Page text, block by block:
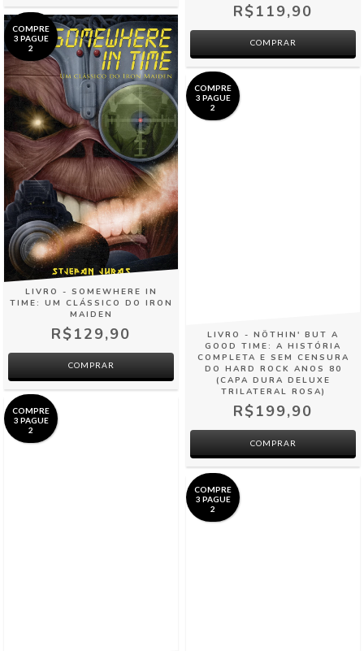
R$119,90
COMPRAR
COMPRE
3 PAGUE
2
LIVRO - SOMEWHERE IN
TIME: UM CLÁSSICO DO IRON
MAIDEN
R$129,90
COMPRE
3 PAGUE
2
LIVRO - NÖTHIN' BUT A
GOOD TIME: A HISTÓRIA
COMPLETA E SEM CENSURA
DO HARD ROCK ANOS 80
(CAPA DURA DELUXE
TRILATERAL ROSA)
R$199,90
COMPRE
3 PAGUE
2
COMPRE
3 PAGUE
2